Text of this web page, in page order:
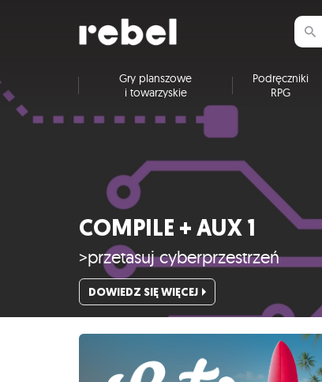
Gry planszowe
i towarzyskie
Podręczniki
RPG
COMPILE + AUX 1
>przetasuj cyberprzestrzeń
DOWIEDZ SIĘ WIĘCEJ